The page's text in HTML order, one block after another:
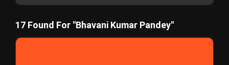
17 Found For "Bhavani Kumar Pandey"